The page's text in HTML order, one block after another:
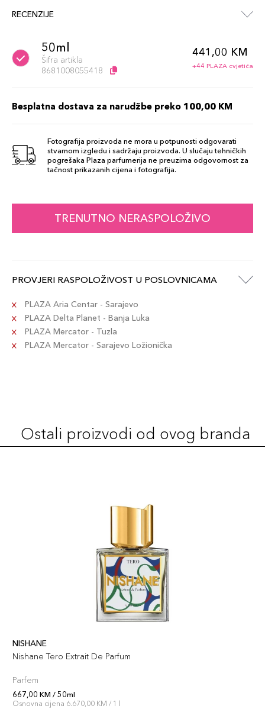
RECENZIJE
50ml
Šifra artikla
8681008055418
441,00 KM
+44 PLAZA cvjetića
Besplatna dostava za narudžbe preko 100,00 KM
Fotografija proizvoda ne mora u potpunosti odgovarati
stvarnom izgledu i sadržaju proizvoda. U slučaju tehničkih
pogrešaka Plaza parfumerija ne preuzima odgovornost za
tačnost prikazanih cijena i fotografija.
TRENUTNO NERASPOLOŽIVO
PROVJERI RASPOLOŽIVOST U POSLOVNICAMA
PLAZA Aria Centar - Sarajevo
PLAZA Delta Planet - Banja Luka
PLAZA Mercator - Tuzla
PLAZA Mercator - Sarajevo Ložionička
Ostali proizvodi od ovog branda
NISHANE
Nishane Tero Extrait De Parfum
Parfem
667,00 KM / 50ml
Osnovna cijena 6.670,00 KM / 1 l